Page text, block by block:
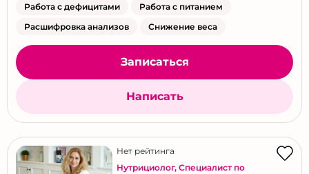
Работа с дефицитами
Работа с питанием
Расшифровка анализов
Снижение веса
Записаться
Написать
Нет рейтинга
Нутрициолог, Специалист по